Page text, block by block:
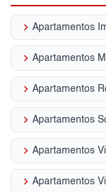
keyboard_arrow_right Apartamentos
keyboard_arrow_right Apartamentos
keyboard_arrow_right Apartamentos
keyboard_arrow_right Apartamentos
keyboard_arrow_right Apartamentos
keyboard_arrow_right Apartamentos